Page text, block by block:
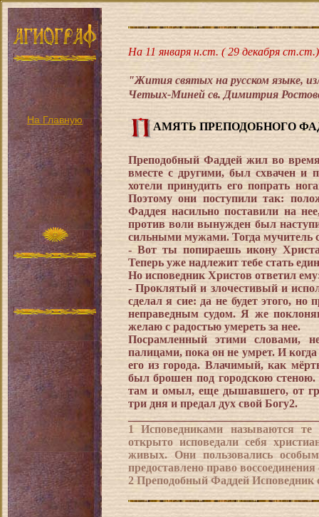
На Главную
На 11 января н.ст. (29 декабряст.ст.)
"Жития святых на русском языке,
Четьих-Миней св. Димитрия
АМЯТЬ ПРЕПОДОБНОГО
Преподобный Фаддей жил во время
вместе с другими, был схвачен и
хотели принудить его попрать
Поэтому они поступили так:
Фаддея насильно поставили на
против воли вынужден был
сильными мужами. Тогда мучитель
- Вот ты попираешь икону
Теперь уже надлежит тебе стать
Но исповедник Христов ответил
- Проклятый и злочестивый и
сделал я сие: да не будет этого,
неправедным судом. Я же
желаю с радостью умереть за нее.
Посрамленный этими словами,
палицами, пока он не умрет. И
его из города. Влачимый, как
был брошен под городскою
там и омыл, еще дышавшего, от
три дня и предал дух свой Богу2.
1 Исповедниками называются
открыто исповедали себя
живых. Они пользовались
предоставлено право
2 Преподобный Фаддей Исповедник